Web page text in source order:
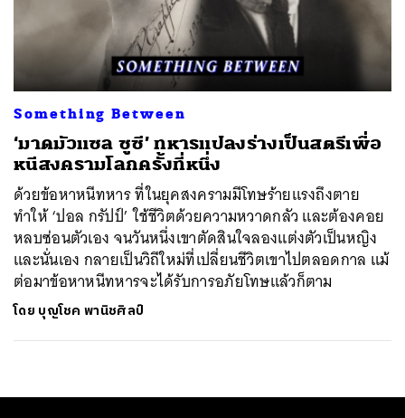
Something Between
‘มาดมัวแซล ซูซี’ ทหารแปลงร่างเป็นสตรีเพื่อ
หนีสงครามโลกครั้งที่หนึ่ง
ด้วยข้อหาหนีทหาร ที่ในยุคสงครามมีโทษร้ายแรงถึงตาย
ทำให้ ‘ปอล กรัปป์’ ใช้ชีวิตด้วยความหวาดกลัว และต้องคอย
หลบซ่อนตัวเอง จนวันหนึ่งเขาตัดสินใจลองแต่งตัวเป็นหญิง
และนั่นเอง กลายเป็นวิถีใหม่ที่เปลี่ยนชีวิตเขาไปตลอดกาล แม้
ต่อมาข้อหาหนีทหารจะได้รับการอภัยโทษแล้วก็ตาม
โดย บุญโชค พานิชศิลป์
SHARE TWEET LINE EMAIL